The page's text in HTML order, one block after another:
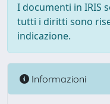
I documenti in IRIS
tutti i diritti sono
indicazione.
Informazioni